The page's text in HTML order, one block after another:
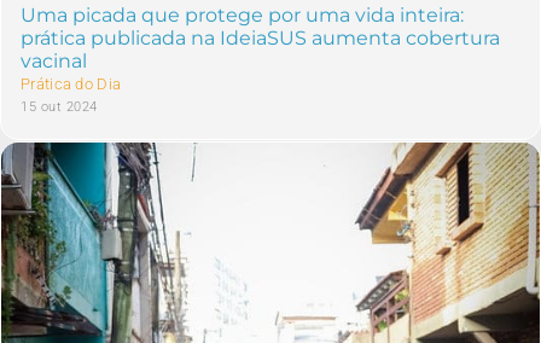
Uma picada que protege por uma vida inteira:
prática publicada na IdeiaSUS aumenta cobertura
vacinal
Prática do Dia
15 out 2024